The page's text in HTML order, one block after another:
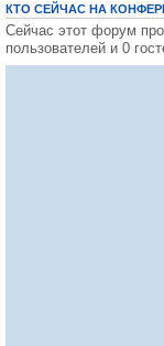
КТО СЕЙЧАС НА
Сейчас этот форум
пользователей и 0